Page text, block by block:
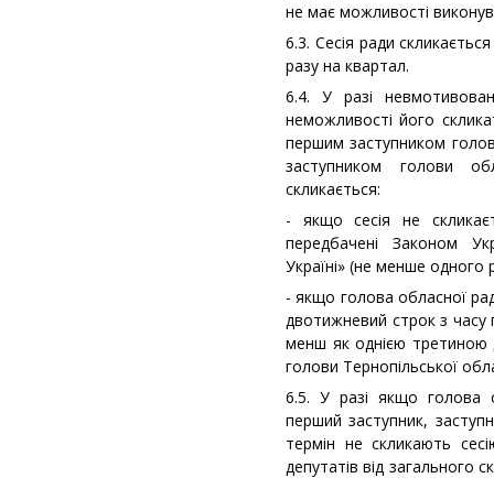
не має можливості
6.3. Сесія ради
разу на квартал.
6.4. У разі
неможливості його
першим заступником
заступником голови
скликається:
- якщо сесія не
передбачені Законом
Україні» (не менше одного
- якщо голова обласної
двотижневий строк з часу
менш як однією третиною
голови Тернопільської
6.5. У разі якщо голова
перший заступник,
термін не скликають
депутатів від загального